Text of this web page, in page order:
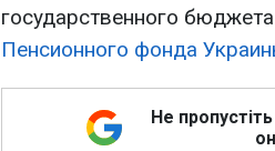
государственного
Пенсионного фонда
Не